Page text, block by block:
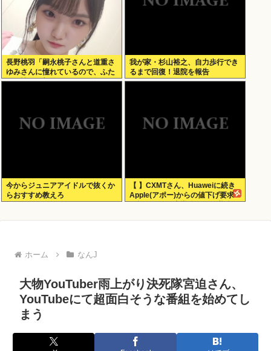
長野桃羽「嗣永桃子さんと道重さ
ゆみさんに憧れているので、ふた
りの憧れの部分をぎゅっと集めた
我が家・杉山裕之、自力歩行でき
るまで回復！退院を報告
今からジュニアアイドルで抜くか
らおすすめ教えろ
【 】CXMTさん、Huaweiに続き
Apple(アポー)からの値下げ要求
ホーム なんJ
大物YouTuber雨上がり決死隊宮迫さん、
YouTubeにて超面白そうな番組を始めてし
まう